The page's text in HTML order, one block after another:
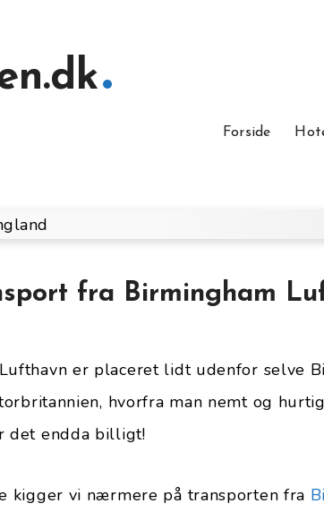
Forside
fra Birmingham
er placeret lidt udenfor selve
hvorfra man nemt og
det endda billigt!
kigger vi nærmere på transporten fra